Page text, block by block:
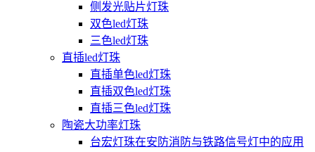
侧发光贴片灯珠
双色led灯珠
三色led灯珠
直插led灯珠
直插单色led灯珠
直插双色led灯珠
直插三色led灯珠
陶瓷大功率灯珠
台宏灯珠在安防消防与铁路信号灯中的应用